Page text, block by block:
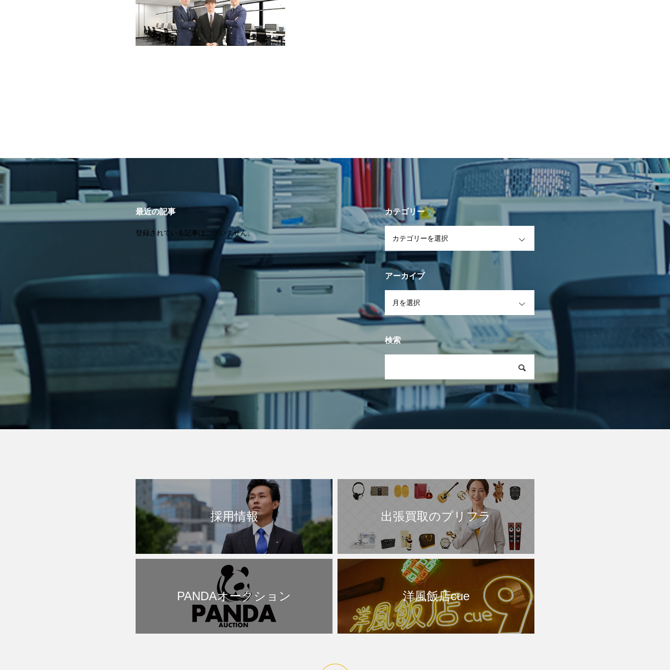
最近の記事
登録されている記事はございません。
カテゴリー
アーカイブ
検索
採用情報 出張買取のプリフラ
PANDAオークション 洋風飯店cue